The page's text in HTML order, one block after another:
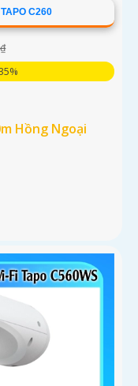
C260
Hồng Ngoại